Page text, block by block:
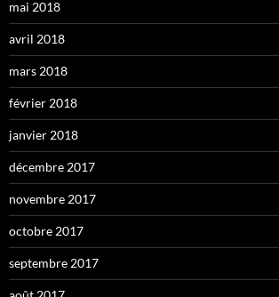
mai 2018
avril 2018
mars 2018
février 2018
janvier 2018
décembre 2017
novembre 2017
octobre 2017
septembre 2017